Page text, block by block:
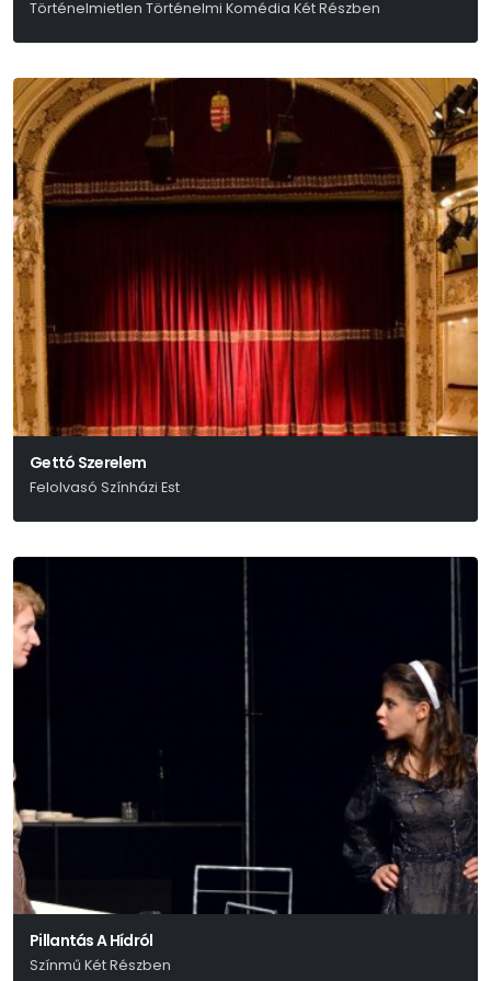
Történelmietlen Történelmi Komédia Két Részben
Gettó Szerelem
Felolvasó Színházi Est
Pillantás A Hídról
Színmű Két Részben